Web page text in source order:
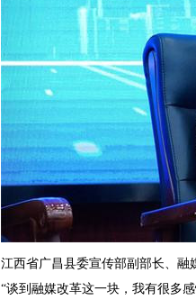
江西省广昌县委宣传部副部长、
“谈到融媒改革这一块，我有很多